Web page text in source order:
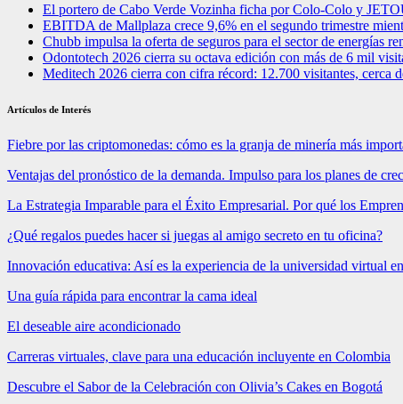
El portero de Cabo Verde Vozinha ficha por Colo-Colo y
EBITDA de Mallplaza crece 9,6% en el segundo trimestre
Chubb impulsa la oferta de seguros para el sector de energías
Odontotech 2026 cierra su octava edición con más de 6 mil
Meditech 2026 cierra con cifra récord: 12.700 visitantes, cerca
Artículos de Interés
Fiebre por las criptomonedas: cómo es la granja de minería más
Ventajas del pronóstico de la demanda. Impulso para los planes de
La Estrategia Imparable para el Éxito Empresarial. Por qué los
¿Qué regalos puedes hacer si juegas al amigo secreto en tu oficina?
Innovación educativa: Así es la experiencia de la universidad virtual
Una guía rápida para encontrar la cama ideal
El deseable aire acondicionado
Carreras virtuales, clave para una educación incluyente en Colombia
Descubre el Sabor de la Celebración con Olivia’s Cakes en Bogotá